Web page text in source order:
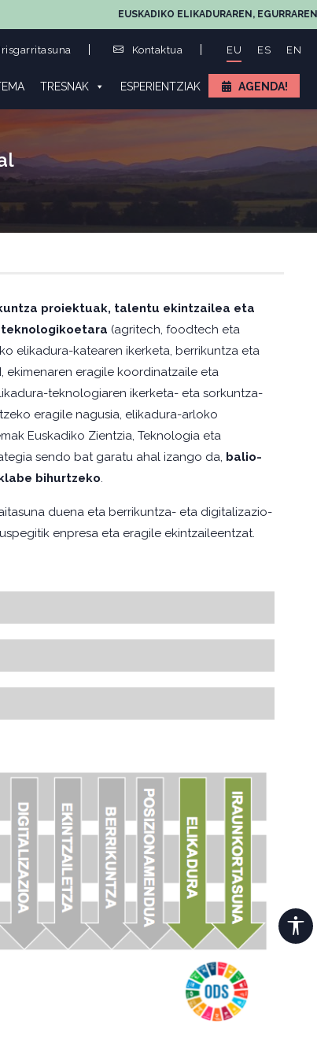
EUSKADIKO ELIKADURAREN, EGURRAREN ETA
Irisgarritasuna Kontaktua EU ES EN
TRESNAK ESPERIENTZIAK AGENDA!
proiektuak, talentu ekintzailea eta
(agritech, foodtech eta
elikadura-katearen ikerketa, berrikuntza eta
ekimenaren eragile koordinatzaile eta
teknologiaren ikerketa- eta sorkuntza-
eragile nagusia, elikadura-arloko
Euskadiko Zientzia, Teknologia eta
sendo bat garatu ahal izango da, balio-
bihurtzeko.
duena eta berrikuntza- eta digitalizazio-
enpresa eta eragile ekintzaileentzat.